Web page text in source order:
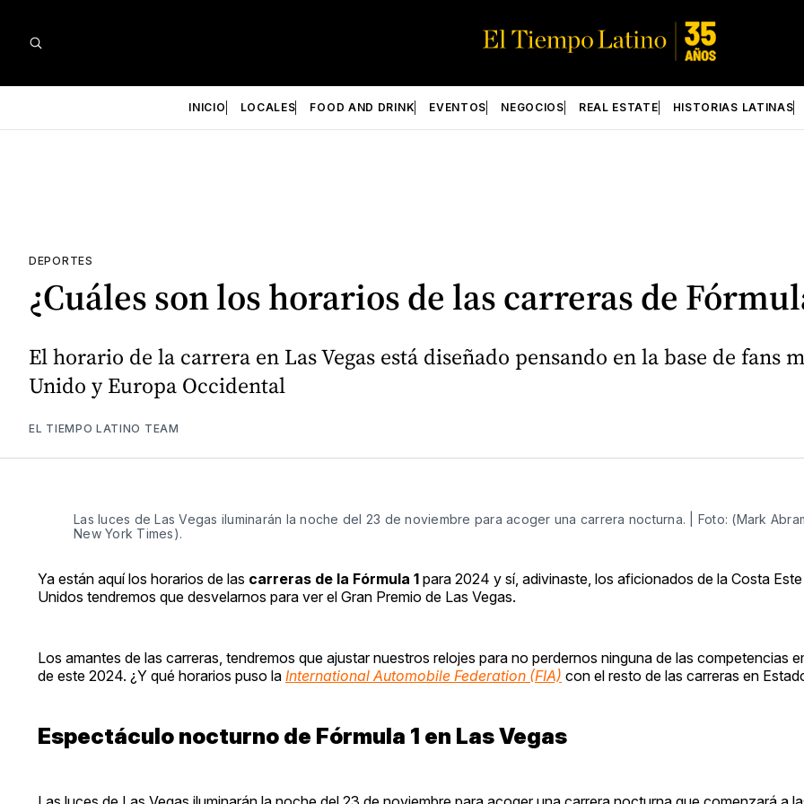
INICIO LOCALES FOOD AND DRINK EVENTOS NEGOCIOS REAL ESTATE HISTORIAS LATINAS
DEPORTES
¿Cuáles son los horarios de las carreras de
El horario de la carrera en Las Vegas está diseñado pensando en la base de fans
Unido y Europa Occidental
EL TIEMPO LATINO TEAM
Las luces de Las Vegas iluminarán la noche del 23 de noviembre para acoger una carrera nocturna. | Foto: (Mark
New York Times).
Ya están aquí los horarios de las carreras de la Fórmula 1 para 2024 y sí, adivinaste, los aficionados de la Costa
Unidos tendremos que desvelarnos para ver el Gran Premio de Las Vegas.
Los amantes de las carreras, tendremos que ajustar nuestros relojes para no perdernos ninguna de las competencias
de este 2024. ¿Y qué horarios puso la International Automobile Federation (FIA) con el resto de las carreras en
Espectáculo nocturno de Fórmula 1 en Las Vegas